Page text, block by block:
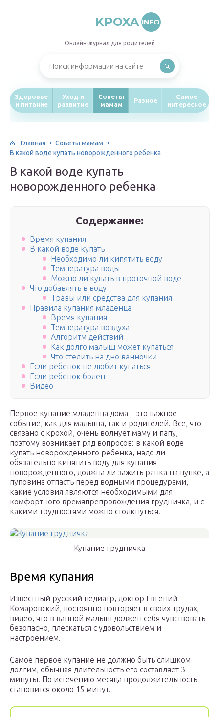
KPOXA INFO
Онлайн-журнал для родителей
Здоровье
и питание
Уход и
развитие
Советы
мамам
Разное
Самое
интересное
Главная
Советы мамам
В какой воде купать новорожденного ребенка
В какой воде купать
новорожденного ребенка
Содержание:
Время купания
В какой воде купать
Необходимо ли кипятить воду
Температура воды
Можно ли купать в проточной воде
Что добавлять в воду
Травы или средства для купания
Правила купания младенца
Время купания
Температура воздуха
Алгоритм действий
Как долго малыш может купаться
Что стелить на дно ванночки
Если ребенок не любит купаться
Если ребенок болен
Видео
Первое купание младенца дома – это важное
событие, как для малыша, так и родителей. Все, что
связано с крохой, очень волнует маму и папу,
поэтому возникает ряд вопросов: в какой воде
купать новорожденного ребенка, надо ли
обязательно кипятить воду для купания
новорожденного, должна ли зажить ранка на пупке, а
пуповина отпасть перед водными процедурами,
какие условия являются необходимыми для
комфортного времяпрепровождения грудничка, и с
какими трудностями можно столкнуться.
Купание грудничка
Время купания
Известный русский педиатр, доктор Евгений
Комаровский, постоянно повторяет в своих трудах,
видео, что в ванной малыш должен себя чувствовать
безопасно, плескаться с удовольствием и
настроением.
Самое первое купание не должно быть слишком
долгим, обычная длительность его составляет 3
минуты. По истечению месяца продолжительность
становится около 15 минут.